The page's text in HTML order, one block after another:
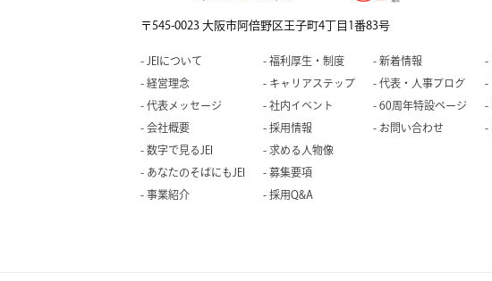
〒545-0023 大阪市阿倍野区王子町4丁目1番83号
JEIについて
経営理念
代表メッセージ
会社概要
数字で見るJEI
あなたのそばにもJEI
事業紹介
福利厚生・制度
キャリアステップ
社内イベント
採用情報
求める人物像
募集要項
採用Q&A
新着情報
代表・人事ブログ
60周年特設ページ
お問い合わせ